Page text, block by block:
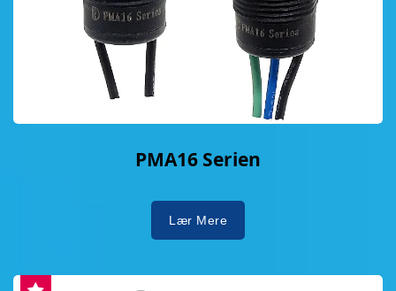
PMA16 Serien
Lær Mere